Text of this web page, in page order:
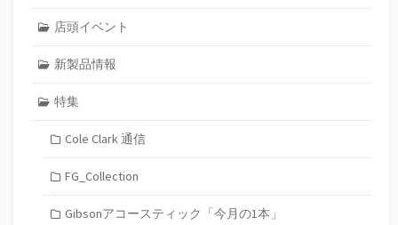
店頭イベント
新製品情報
特集
Cole Clark 通信
FG_Collection
Gibsonアコースティック「今月の1本」